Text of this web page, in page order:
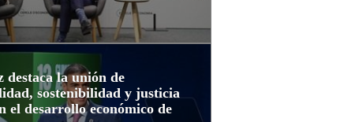
destaca la unión de
sostenibilidad y justicia
el desarrollo económico de